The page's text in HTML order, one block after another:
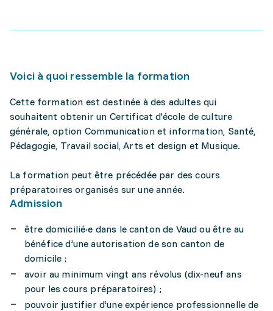
Voici à quoi ressemble la formation
Cette formation est destinée à des adultes qui
souhaitent obtenir un Certificat d'école de culture
générale, option Communication et information, Santé,
Pédagogie, Travail social, Arts et design et Musique.
La formation peut être précédée par des cours
préparatoires organisés sur une année.
Admission
être domicilié·e dans le canton de Vaud ou être au
bénéfice d’une autorisation de son canton de
domicile ;
avoir au minimum vingt ans révolus (dix-neuf ans
pour les cours préparatoires) ;
pouvoir justifier d’une expérience professionnelle de